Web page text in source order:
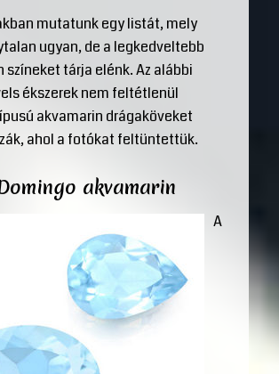
mutatunk egy listát, mely
ugyan, de a legkedveltebb
színeket tárja elénk. Az alábbi
ékszerek nem feltétlenül
akvamarin drágaköveket
ahol a fotókat feltüntettük.
akvamarin
A